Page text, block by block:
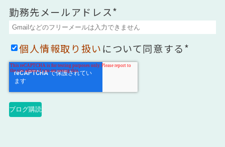
勤務先メールアドレス*
個人情報取り扱いについて同意する*